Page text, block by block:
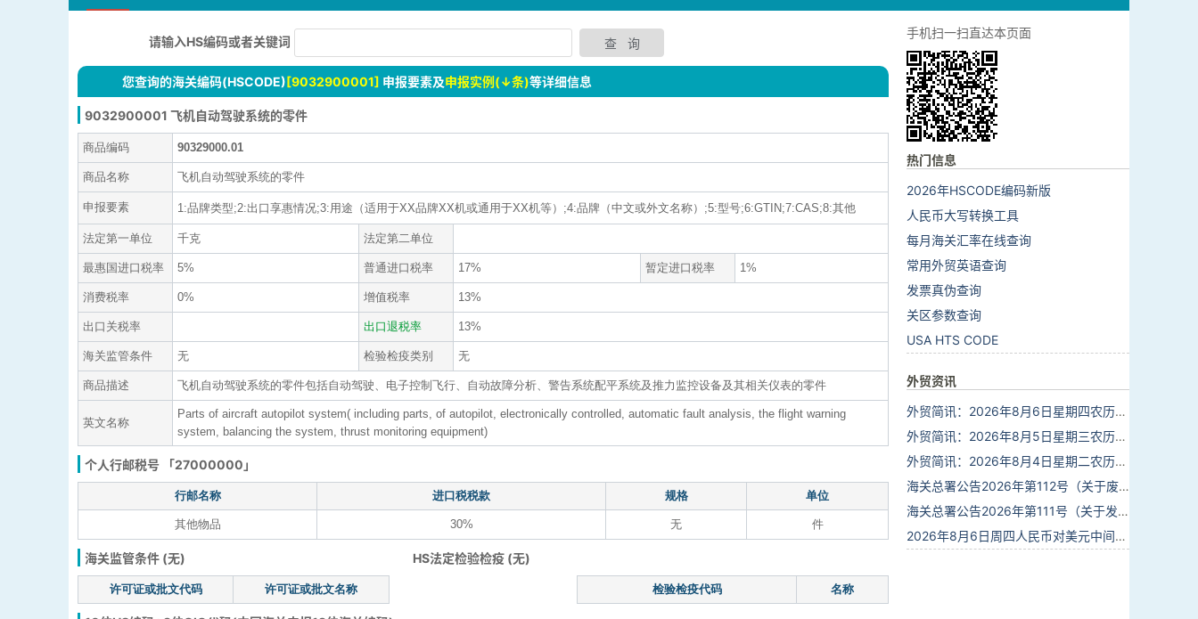
请输入HS编码或者关键词
您查询的海关编码(HSCODE)[9032900001] 申报要素及申报实例(↓条)等详细信息
9032900001 飞机自动驾驶系统的零件
商品编码 90329000.01
商品名称 飞机自动驾驶系统的零件
申报要素 1:品牌类型;2:出口享惠情况;3:用途（适用于XX品牌XX机或通用于XX机等）;4:品牌（中文或外文名称）;5:型号;6:GTIN;7:CAS;8:其他
法定第一单位 千克 法定第二单位
最惠国进口税率 5% 普通进口税率 17% 暂定进口税率 1%
消费税率 0% 增值税率 13%
出口关税率 出口退税率 13%
海关监管条件 无 检验检疫类别 无
商品描述 飞机自动驾驶系统的零件包括自动驾驶、电子控制飞行、自动故障分析、警告系统配平系统及推力监控设备及其相关仪表的零件
英文名称
Parts of aircraft autopilot system( including parts, of autopilot, electronically controlled, automatic fault analysis, the flight warning
system, balancing the system, thrust monitoring equipment)
个人行邮税号 「27000000」
行邮名称 进口税税款 规格 单位
其他物品 30% 无 件
海关监管条件 (无) HS法定检验检疫 (无)
许可证或批文代码 许可证或批文名称 检验检疫代码 名称
手机扫一扫直达本页面
热门信息
2026年HSCODE编码新版
人民币大写转换工具
每月海关汇率在线查询
常用外贸英语查询
发票真伪查询
关区参数查询
USA HTS CODE
外贸资讯
外贸简讯：2026年8月6日星期四农历六月廿四
外贸简讯：2026年8月5日星期三农历六月廿三
外贸简讯：2026年8月4日星期二农历六月廿二
海关总署公告2026年第112号（关于废止部分卫生检疫类规范性文件的公告）
海关总署公告2026年第111号（关于发布《进出境动植物检疫处理监督管理工作规定》《进出境卫生处理监督管理工作规定》的公告）
2026年8月6日周四人民币对美元中间价报6.7895调贬6个基点